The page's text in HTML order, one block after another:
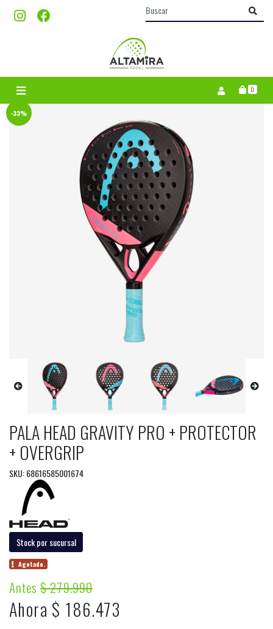
0
-33%
PALA HEAD GRAVITY PRO + PROTECTOR
+ OVERGRIP
SKU: 68616585001674
Stock por sucursal
Agotado.
Antes$ 279.990
Ahora $ 186.473